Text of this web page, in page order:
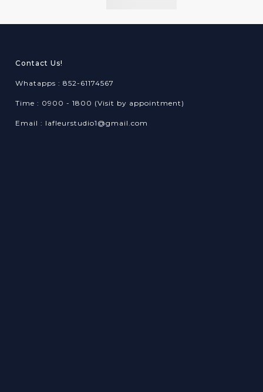
Contact Us!
Whatapps : 852-61174567
Time : 0900 - 1800 (Visit by appointment)
Email : lafleurstudio1@gmail.com